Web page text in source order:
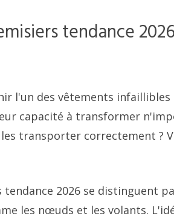
tendance
l'un des vêtements infaillibles
capacité à transformer
transporter correctement ?
2026 se distinguent
les nœuds et les volants.